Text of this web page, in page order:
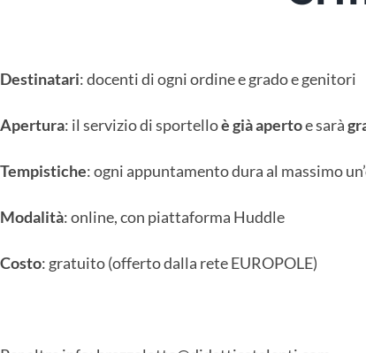
Destinatari: docenti di ogni ordine e grado e genitori
Apertura: il servizio di sportelloè già apertoe sarà
Tempistiche: ogni appuntamento dura al massimo
Modalità: online, con piattaforma Huddle
Costo: gratuito (offerto dalla rete EUROPOLE)